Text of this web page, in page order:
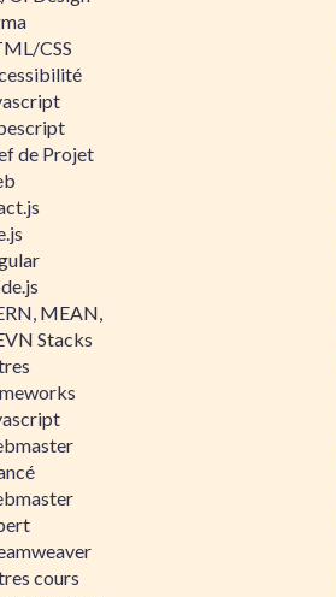
CSS
de Projet
MEAN,
Stacks
cours